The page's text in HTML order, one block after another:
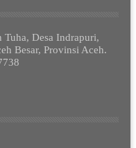
Desa Indrapuri,
Besar, Provinsi Aceh.